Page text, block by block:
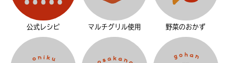
公式レシピ マルチグリル使用 野菜のおかず